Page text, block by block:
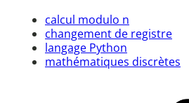
calcul modulo n
changement de registre
langage Python
mathématiques discrètes